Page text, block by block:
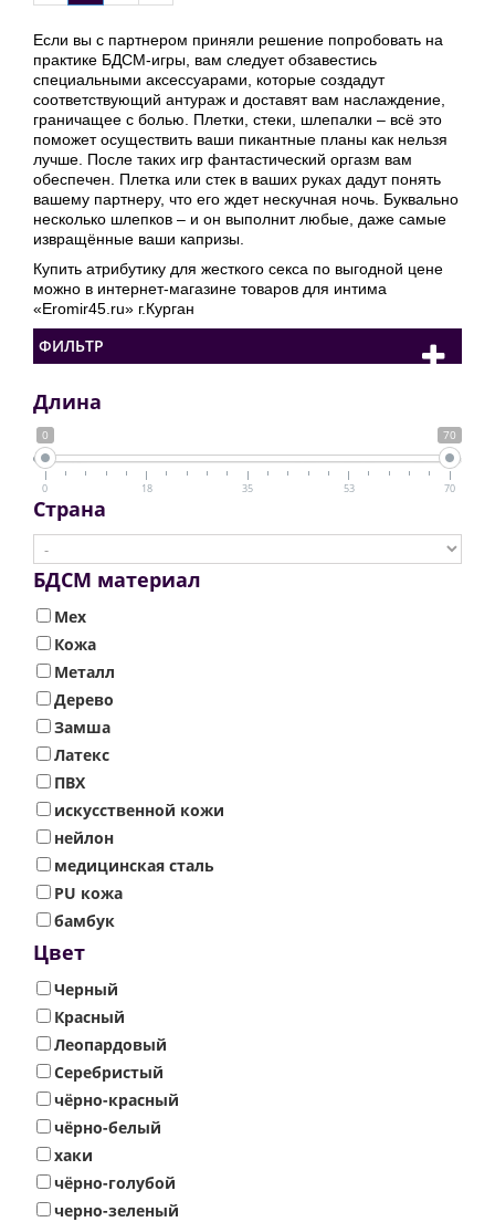
Если вы с партнером приняли решение попробовать на
практике БДСМ-игры, вам следует обзавестись
специальными аксессуарами, которые создадут
соответствующий антураж и доставят вам наслаждение,
граничащее с болью. Плетки, стеки, шлепалки – всё это
поможет осуществить ваши пикантные планы как нельзя
лучше. После таких игр фантастический оргазм вам
обеспечен. Плетка или стек в ваших руках дадут понять
вашему партнеру, что его ждет нескучная ночь. Буквально
несколько шлепков – и он выполнит любые, даже самые
извращённые ваши капризы.
Купить атрибутику для жесткого секса по выгодной цене
можно в интернет-магазине товаров для интима
«Eromir45.ru» г.Курган
ФИЛЬТР
Длина
0 70
0 18 35 53 70
Страна
БДСМ материал
Мех
Кожа
Металл
Дерево
Замша
Латекс
ПВХ
искусственной кожи
нейлон
медицинская сталь
PU кожа
бамбук
Цвет
Черный
Красный
Леопардовый
Серебристый
чёрно-красный
чёрно-белый
хаки
чёрно-голубой
черно-зеленый